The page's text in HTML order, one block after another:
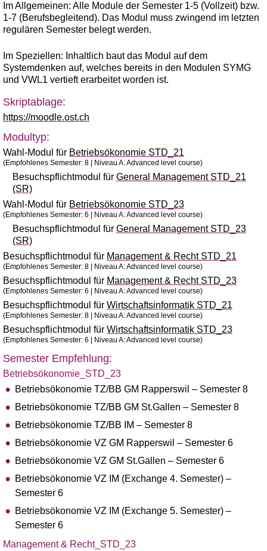
Im Allgemeinen: Alle Module der Semester 1-5 (Vollzeit) bzw.
1-7 (Berufsbegleitend). Das Modul muss zwingend im letzten
regulären Semester belegt werden.
Im Speziellen: Inhaltlich baut das Modul auf dem
Systemdenken auf, welches bereits in den Modulen SYMG
und VWL1 vertieft erarbeitet worden ist.
Skriptablage:
https://moodle.ost.ch
Modultyp:
Wahl-Modul für Betriebsökonomie STD_21
(Empfohlenes Semester: 8 | Niveau A: Advanced level course)
Besuchspflichtmodul für General Management STD_21
(SR)
Wahl-Modul für Betriebsökonomie STD_23
(Empfohlenes Semester: 6 | Niveau A: Advanced level course)
Besuchspflichtmodul für General Management STD_23
(SR)
Besuchspflichtmodul für Management & Recht STD_21
(Empfohlenes Semester: 8 | Niveau A: Advanced level course)
Besuchspflichtmodul für Management & Recht STD_23
(Empfohlenes Semester: 6 | Niveau A: Advanced level course)
Besuchspflichtmodul für Wirtschaftsinformatik STD_21
(Empfohlenes Semester: 8 | Niveau A: Advanced level course)
Besuchspflichtmodul für Wirtschaftsinformatik STD_23
(Empfohlenes Semester: 6 | Niveau A: Advanced level course)
Semester Empfehlung:
Betriebsökonomie_STD_23
Betriebsökonomie TZ/BB GM Rapperswil – Semester 8
Betriebsökonomie TZ/BB GM St.Gallen – Semester 8
Betriebsökonomie TZ/BB IM – Semester 8
Betriebsökonomie VZ GM Rapperswil – Semester 6
Betriebsökonomie VZ GM St.Gallen – Semester 6
Betriebsökonomie VZ IM (Exchange 4. Semester) –
Semester 6
Betriebsökonomie VZ IM (Exchange 5. Semester) –
Semester 6
Management & Recht_STD_23